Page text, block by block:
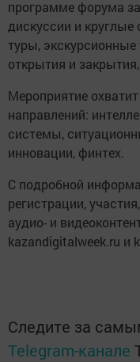
программе форума
дискуссии и круглые
туры,
открытия и
Мероприятие
направлений:
системы,
инновации, финтех.
С подробной
регистрации,
аудио- и
kazandigitalweek.ru и
Следите за
Telegram-канале